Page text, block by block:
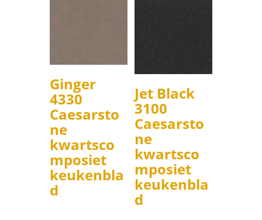
Ginger
4330
Caesarsto
ne
kwartsco
mposiet
keukenbla
d
Jet Black
3100
Caesarsto
ne
kwartsco
mposiet
keukenbla
d